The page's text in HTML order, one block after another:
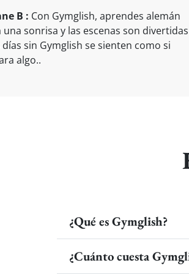
B : Con Gymglish, aprendes alemán
una sonrisa y las escenas son
días sin Gymglish se sienten como si
algo..
¿Qué es Gymglish?
¿Cuánto cuesta